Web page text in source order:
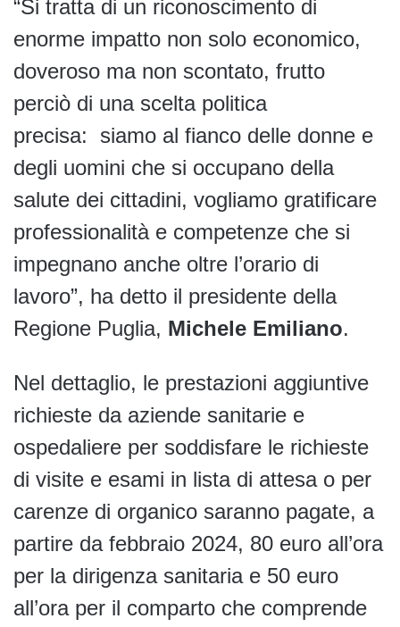
“Si tratta di un riconoscimento di
enorme impatto non solo economico,
doveroso ma non scontato, frutto
perciò di una scelta politica
precisa: siamo al fianco delle donne e
degli uomini che si occupano della
salute dei cittadini, vogliamo gratificare
professionalità e competenze che si
impegnano anche oltre l’orario di
lavoro”, ha detto il presidente della
Regione Puglia, Michele Emiliano.
Nel dettaglio, le prestazioni aggiuntive
richieste da aziende sanitarie e
ospedaliere per soddisfare le richieste
di visite e esami in lista di attesa o per
carenze di organico saranno pagate, a
partire da febbraio 2024, 80 euro all’ora
per la dirigenza sanitaria e 50 euro
all’ora per il comparto che comprende